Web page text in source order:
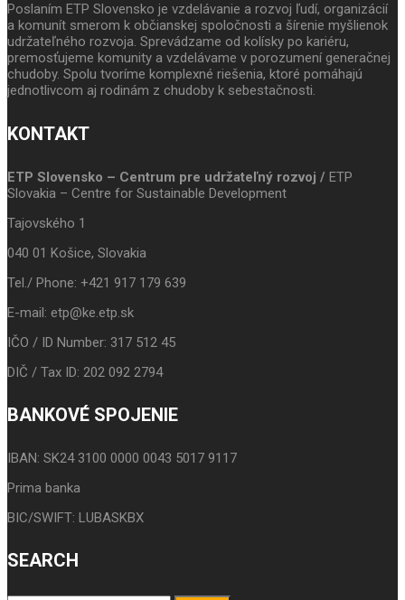
Poslaním ETP Slovensko je vzdelávanie a rozvoj ľudí, organizácií
a komunít smerom k občianskej spoločnosti a šírenie myšlienok
udržateľného rozvoja. Sprevádzame od kolísky po kariéru,
premosťujeme komunity a vzdelávame v porozumení generačnej
chudoby. Spolu tvoríme komplexné riešenia, ktoré pomáhajú
jednotlivcom aj rodinám z chudoby k sebestačnosti.
KONTAKT
ETP Slovensko – Centrum pre udržateľný rozvoj / ETP
Slovakia – Centre for Sustainable Development
Tajovského 1
040 01 Košice, Slovakia
Tel./ Phone: +421 917 179 639
E-mail: etp@ke.etp.sk
IČO / ID Number: 317 512 45
DIČ / Tax ID: 202 092 2794
BANKOVÉ SPOJENIE
IBAN: SK24 3100 0000 0043 5017 9117
Prima banka
BIC/SWIFT: LUBASKBX
SEARCH